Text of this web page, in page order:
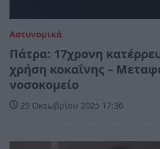
Αστυνομικά
Πάτρα: 17χρονη
χρήση κοκαΐνης –
νοσοκομείο
29 Οκτωβρίου 2025 17:36